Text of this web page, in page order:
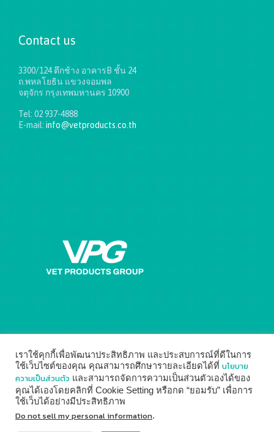
Contact us
3300/124 ตึกช้าง อาคารB ชั้น 24
ถ.พหลโยธิน แขวงจอมพล
จตุจักร กรุงเทพมหานคร 10900
Tel: 02 937-4888
E-mail: info@vetproducts.co.th
เราใช้คุกกี้เพื่อพัฒนาประสิทธิภาพ และประสบการณ์ที่ดีในการ
ใช้เว็บไซต์ของคุณ คุณสามารถศึกษารายละเอียดได้ที่ นโยบาย
ความเป็นส่วนตัว และสามารถจัดการความเป็นส่วนตัวเองได้ของ
คุณได้เองโดยคลิกที่ Cookie Setting หรือกด “ยอมรับ” เพื่อการ
ใช้เว็บได้อย่างมีประสิทธิภาพ
Do not sell my personal information.